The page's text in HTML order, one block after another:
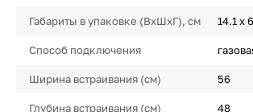
Габариты в упаковке (ВхШхГ), см 14.1 х
Способ подключения
Ширина встраивания (см) 56
Глубина встраивания (см) 48